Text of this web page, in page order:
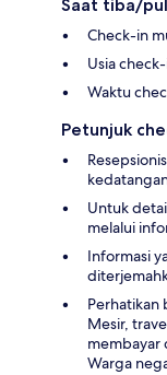
Saat tiba/
Check-in
Usia
Waktu
Petunjuk
Untuk
melalui
Informasi
Perhatikan
Mesir,
membayar
Warga